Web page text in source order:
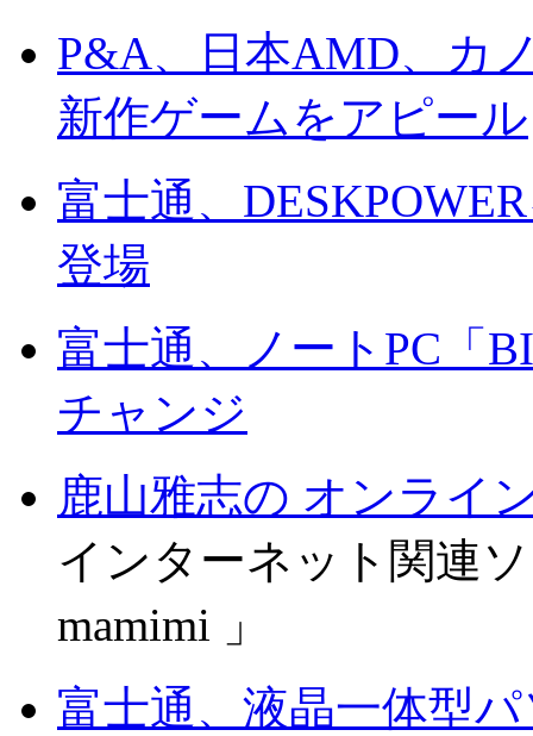
P&A、日本AMD、カ
新作ゲームをアピール
富士通、
登場
富士通、ノートPC「
チャンジ
鹿山雅志の オンライ
インターネット関連
mamimi 」
富士通、液晶一体型